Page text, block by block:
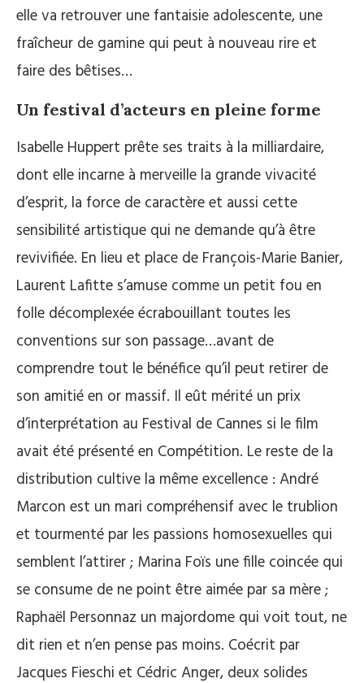
elle va retrouver une fantaisie adolescente, une
fraîcheur de gamine qui peut à nouveau rire et
faire des bêtises…
Un festival d’acteurs en pleine forme
Isabelle Huppert prête ses traits à la milliardaire,
dont elle incarne à merveille la grande vivacité
d’esprit, la force de caractère et aussi cette
sensibilité artistique qui ne demande qu’à être
revivifiée. En lieu et place de François-Marie Banier,
Laurent Lafitte s’amuse comme un petit fou en
folle décomplexée écrabouillant toutes les
conventions sur son passage…avant de
comprendre tout le bénéfice qu’il peut retirer de
son amitié en or massif. Il eût mérité un prix
d’interprétation au Festival de Cannes si le film
avait été présenté en Compétition. Le reste de la
distribution cultive la même excellence : André
Marcon est un mari compréhensif avec le trublion
et tourmenté par les passions homosexuelles qui
semblent l’attirer ; Marina Foïs une fille coincée qui
se consume de ne point être aimée par sa mère ;
Raphaël Personnaz un majordome qui voit tout, ne
dit rien et n’en pense pas moins. Coécrit par
Jacques Fieschi et Cédric Anger, deux solides